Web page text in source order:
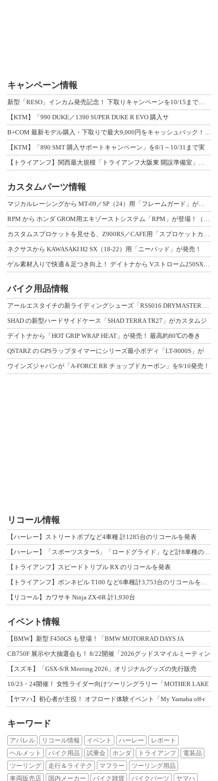
キャンペーン情報
新型「RESO」インカム発売記念！ 下取りキャンペーンを10/15まで延長して開
【KTM】「990 DUKE／1390 SUPER DUKE R EVO 購入サ
B+COM 最新モデル購入・下取りで最大9,000円をキャッシュバック！「B+F
【KTM】「890 SMT 購入サポートキャンペーン」を8/1～10/31まで実
【トライアンフ】関西最大規模「トライアンフ大阪東 開設準備室」がオープン！ 限定
カスタムパーツ情報
マジカルレーシングから MT-09／SP（24）用「フレームガード」が登場！
RPM から ホンダ GROM用エキゾーストシステム「RPM」が登場！（動画あり
カスタムスプロケットを見せる、Z900RS／CAFE用「スプロケットカバーフルキ
ネクサスから KAWASAKI H2 SX（18-22）用「ニーパッド」が発売！
ゲル素材入りで快適＆足つき向上！ デイトナから Vストローム250SX用「快適ロ
バイク用品情報
アールエスタイチの新ライディングシューズ「RSS016 DRYMASTER スト
SHAD の新型ハードサイドケース「SHAD TERRA TR27」がカスタムジ
デイトナから「HOT GRIP WRAP HEAT」が発売！ 最高約80℃の巻き
QSTARZ の GPSラップタイマーにシリーズ最小ボディ「LT-9000S」が
ウインズジャパンが「A-FORCE RR チョップドカーボン」を9/10発売！
リコール情報
【ハーレー】ストリートボブなど4車種 計1285台のリコールを発表
【ハーレー】「スポーツスターS」「ロードグライド」など計8車種のリコールを発表
【トライアンフ】スピードトリプル RX のリコールを発表
【トライアンフ】ボンネビル T100 など6車種計3,753台のリコールを発表
【リコール】カワサキ Ninja ZX-6R 計1,930台
イベント情報
【BMW】新型 F450GS も登場！「BMW MOTORRAD DAYS JA
CB750F 展示や大抽選会も！ 8/22開催「2026グッドスマイルミーティン
【スズキ】「GSX-S/R Meeting 2026」オリジナルグッズの先行販売
10/23・24開催！ 女性ライダー向けツーリングラリー「MOTHER LAKE
【ヤマハ】初心者が主役！ オフロード体験イベント「My Yamaha off-r
キーワード
アパレル リコール情報 イベント ハーレー
レポート
ヘルメット
バイク用品 試乗会 ホンダ トライアンフ
電装品
ツーリング
走行＆ライテク マフラー
ツーリング用品
車両販売店
国内メーカー バイク雑貨 バイクパーツ ヤマハ